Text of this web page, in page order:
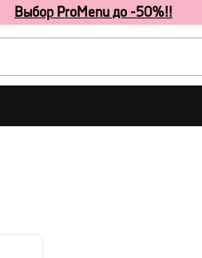
Выбор ProMenu до -50%!!